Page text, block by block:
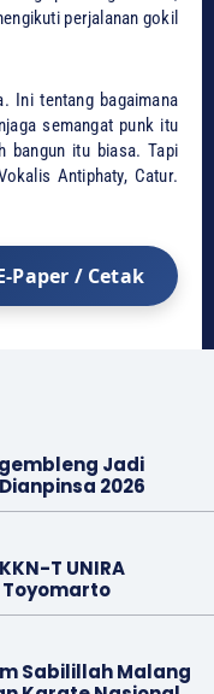
perjalanan gokil
Ini tentang bagaimana
semangat punk itu
bangun itu biasa. Tapi
Antiphaty, Catur.
Paper / Cetak
Jadi
2026
T UNIRA
Sabilillah Malang